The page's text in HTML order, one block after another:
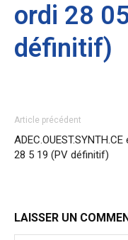
ordi 28
définitif)
Article précédent
28 5 19 (PV définitif)
LAISSER UN